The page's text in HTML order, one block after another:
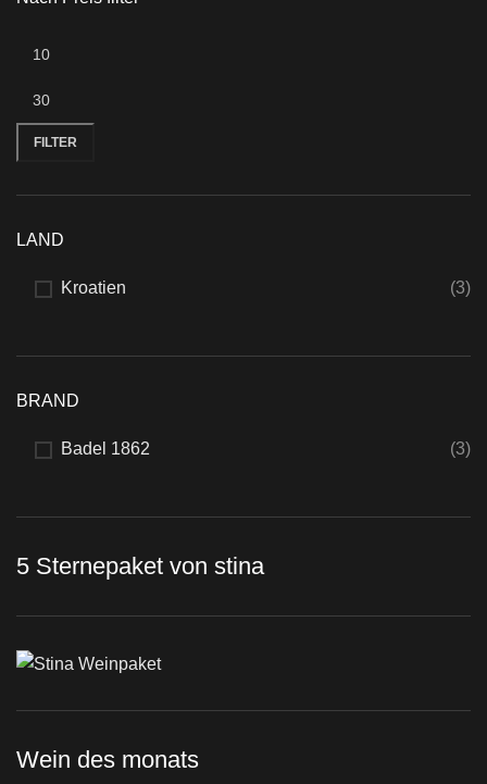
FILTER
LAND
Kroatien (3)
BRAND
Badel 1862 (3)
5 Sternepaket von stina
Wein des monats